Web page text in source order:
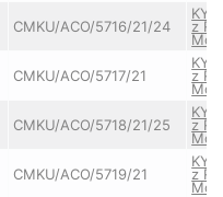
CMKU/ACO/5716/21/24 z
CMKU/ACO/5717/21 z
CMKU/ACO/5718/21/25 z
CMKU/ACO/5719/21 z